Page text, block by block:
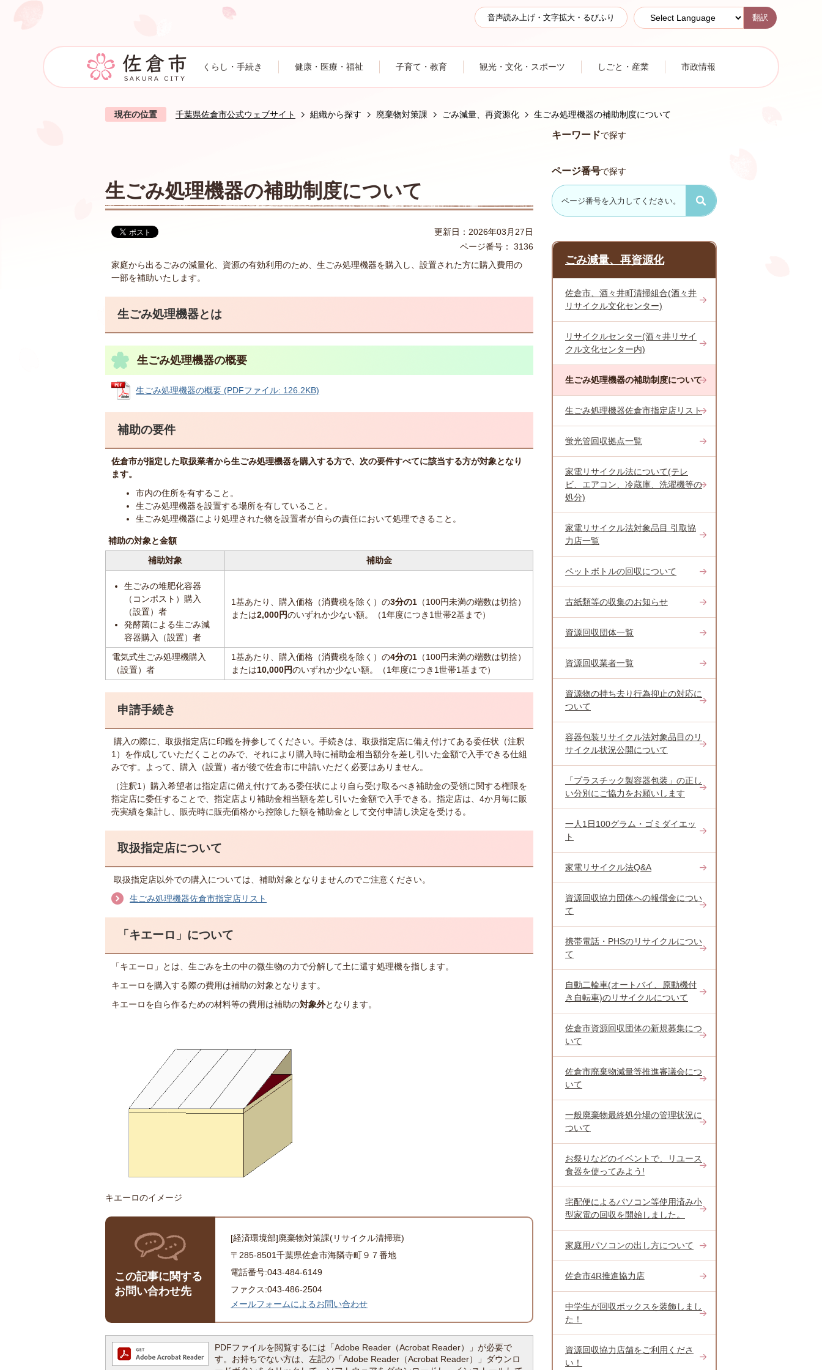
音声読み上げ・文字拡大・るびふり 翻訳
くらし・手続き 健康・医療・福祉 子育て・教育 観光・文化・スポーツ しごと・産業 市政情報
現在の位置 千葉県佐倉市公式ウェブサイト 組織から探す 廃棄物対策課 ごみ減量、再資源化 生ごみ処理機器の補助制度について
生ごみ処理機器の補助制度について
更新日：2026年03月27日
ページ番号：
3136
家庭から出るごみの減量化、資源の有効利用のため、生ごみ処理機器を購入し、設置された方に購入費用の
一部を補助いたします。
生ごみ処理機器とは
生ごみ処理機器の概要
生ごみ処理機器の概要 (PDFファイル: 126.2KB)
補助の要件
佐倉市が指定した取扱業者から生ごみ処理機器を購入する方で、次の要件すべてに該当する方が対象となり
ます。
市内の住所を有すること。
生ごみ処理機器を設置する場所を有していること。
生ごみ処理機器により処理された物を設置者が自らの責任において処理できること。
補助の対象と金額
補助対象
補助金
生ごみの堆肥化容器
（コンポスト）購入
（設置）者
発酵菌による生ごみ減
容器購入（設置）者
1基あたり、購入価格（消費税を除く）の3分の1 （100円未満の端数は切捨）
または2,000円のいずれか少ない額。（1年度につき1世帯2基まで）
電気式生ごみ処理機購入
（設置）者
1基あたり、購入価格（消費税を除く）の4分の1 （100円未満の端数は切捨）
または10,000円のいずれか少ない額。（1年度につき1世帯1基まで）
申請手続き
購入の際に、取扱指定店に印鑑を持参してください。手続きは、取扱指定店に備え付けてある委任状（注釈
1）を作成していただくことのみで、それにより購入時に補助金相当額分を差し引いた金額で入手できる仕組
みです。よって、購入（設置）者が後で佐倉市に申請いただく必要はありません。
（注釈1）購入希望者は指定店に備え付けてある委任状により自ら受け取るべき補助金の受領に関する権限を
指定店に委任することで、指定店より補助金相当額を差し引いた金額で入手できる。指定店は、4か月毎に販
売実績を集計し、販売時に販売価格から控除した額を補助金として交付申請し決定を受ける。
取扱指定店について
取扱指定店以外での購入については、補助対象となりませんのでご注意ください。
生ごみ処理機器佐倉市指定店リスト
「キエーロ」について
「キエーロ」とは、生ごみを土の中の微生物の力で分解して土に還す処理機を指します。
キエーロを購入する際の費用は補助の対象となります。
キエーロを自ら作るための材料等の費用は補助の対象外となります。
キエーロのイメージ
この記事に関する
お問い合わせ先
[経済環境部]廃棄物対策課(リサイクル清掃班)
〒285-8501千葉県佐倉市海隣寺町９７番地
電話番号:043-484-6149
ファクス:043-486-2504
メールフォームによるお問い合わせ
PDFファイルを閲覧するには「Adobe Reader（Acrobat Reader）」が必要で
す。お持ちでない方は、左記の「Adobe Reader（Acrobat Reader）」ダウンロ
キーワードで探す
ページ番号で探す
ごみ減量、再資源化
佐倉市、酒々井町清掃組合(酒々井
リサイクル文化センター)
リサイクルセンター(酒々井リサイ
クル文化センター内)
生ごみ処理機器の補助制度について
生ごみ処理機器佐倉市指定店リスト
蛍光管回収拠点一覧
家電リサイクル法について(テレ
ビ、エアコン、冷蔵庫、洗濯機等の
処分)
家電リサイクル法対象品目 引取協
力店一覧
ペットボトルの回収について
古紙類等の収集のお知らせ
資源回収団体一覧
資源回収業者一覧
資源物の持ち去り行為抑止の対応に
ついて
容器包装リサイクル法対象品目のリ
サイクル状況公開について
「プラスチック製容器包装」の正し
い分別にご協力をお願いします
一人1日100グラム・ゴミダイエッ
ト
家電リサイクル法Q&A
資源回収協力団体への報償金につい
て
携帯電話・PHSのリサイクルについ
て
自動二輪車(オートバイ、原動機付
き自転車)のリサイクルについて
佐倉市資源回収団体の新規募集につ
いて
佐倉市廃棄物減量等推進審議会につ
いて
一般廃棄物最終処分場の管理状況に
ついて
お祭りなどのイベントで、リユース
食器を使ってみよう!
宅配便によるパソコン等使用済み小
型家電の回収を開始しました。
家庭用パソコンの出し方について
佐倉市4R推進協力店
中学生が回収ボックスを装飾しまし
た！
資源回収協力店舗をご利用くださ
い！